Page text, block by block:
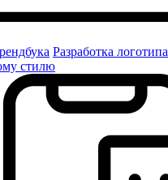
Разработка логотипа
стилю